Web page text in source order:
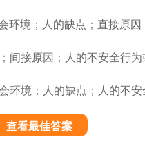
环境；人的缺点；直接原
间接原因；人的不安全行
环境；人的缺点；人的不
查看最佳答案